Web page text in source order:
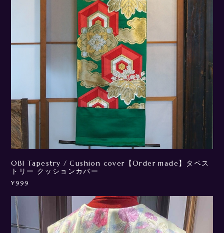
OBI Tapestry / Cushion cover【Order made】タペス
トリー クッションカバー
¥999